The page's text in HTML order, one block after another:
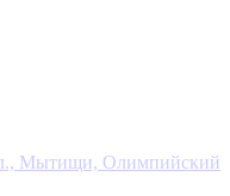
Мытищи, Олимпийский